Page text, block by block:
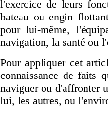
l'exercice de leurs
bateau ou engin
pour lui-même,
navigation, la santé ou
Pour appliquer cet
connaissance de faits
naviguer ou d'affronter
lui, les autres, ou